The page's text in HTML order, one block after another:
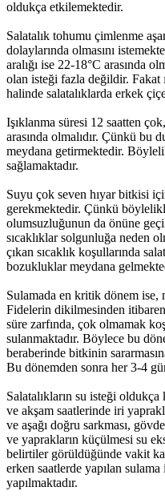
oldukça etkilemektedir.
Salatalık tohumu çimlenme
dolaylarında olmasını
aralığı ise 22-18°C arasında
olan isteği fazla değildir. Fakat
halinde salatalıklarda erkek
Işıklanma süresi 12 saatten
arasında olmalıdır. Çünkü bu
meydana getirmektedir.
sağlamaktadır.
Suyu çok seven hıyar bitkisi
gerekmektedir. Çünkü
olumsuzluğunun da önüne
sıcaklıklar solgunluğa neden
çıkan sıcaklık koşullarında
bozukluklar meydana
Sulamada en kritik dönem ise,
Fidelerin dikilmesinden
süre zarfında, çok olmamak
sulanmaktadır. Böylece bu
beraberinde bitkinin
Bu dönemden sonra her 3-4
Salatalıkların su isteği
ve akşam saatlerinde iri
ve aşağı doğru sarkması,
ve yaprakların küçülmesi su
belirtiler görüldüğünde vakit
erken saatlerde yapılan
yapılmaktadır.